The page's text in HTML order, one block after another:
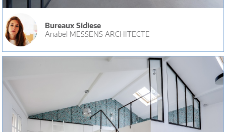
Bureaux Sidiese
Anabel MESSENS ARCHITECTE